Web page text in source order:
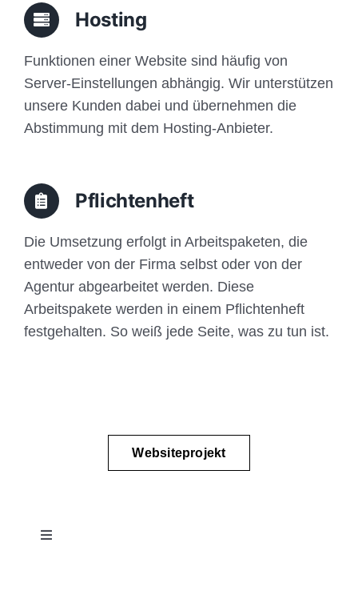
Hosting
Funktionen einer Website sind häufig von
Server-Einstellungen abhängig. Wir unterstützen
unsere Kunden dabei und übernehmen die
Abstimmung mit dem Hosting-Anbieter.
Pflichtenheft
Die Umsetzung erfolgt in Arbeitspaketen, die
entweder von der Firma selbst oder von der
Agentur abgearbeitet werden. Diese
Arbeitspakete werden in einem Pflichtenheft
festgehalten. So weiß jede Seite, was zu tun ist.
Websiteprojekt
Toggle